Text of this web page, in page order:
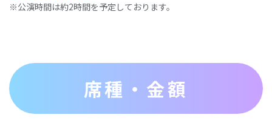
※公演時間は約2時間を予定しております。
席種・金額